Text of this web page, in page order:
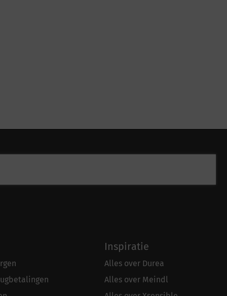
Inspiratie
Alles over Durea
Alles over Meindl